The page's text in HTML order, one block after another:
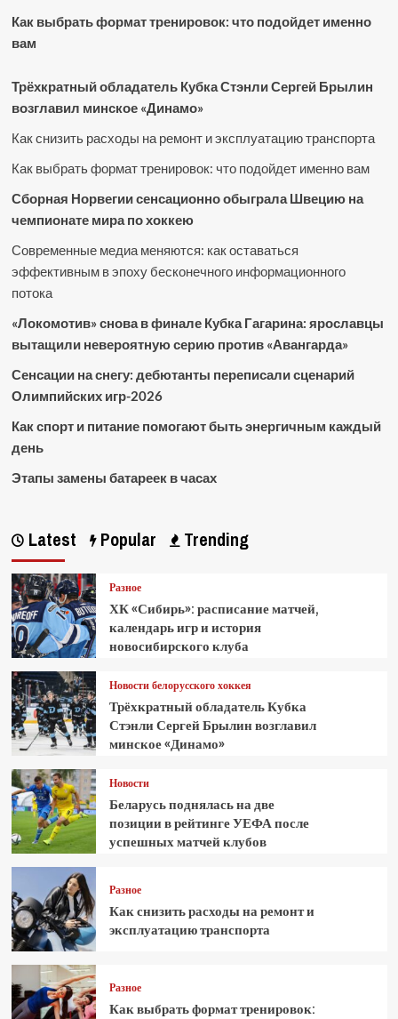
Как выбрать формат тренировок: что подойдет именно
вам
Трёхкратный обладатель Кубка Стэнли Сергей Брылин
возглавил минское «Динамо»
Как снизить расходы на ремонт и эксплуатацию транспорта
Как выбрать формат тренировок: что подойдет именно вам
Сборная Норвегии сенсационно обыграла Швецию на
чемпионате мира по хоккею
Современные медиа меняются: как оставаться
эффективным в эпоху бесконечного информационного
потока
«Локомотив» снова в финале Кубка Гагарина: ярославцы
вытащили невероятную серию против «Авангарда»
Сенсации на снегу: дебютанты переписали сценарий
Олимпийских игр-2026
Как спорт и питание помогают быть энергичным каждый
день
Этапы замены батареек в часах
Latest Popular Trending
Разное
ХК «Сибирь»: расписание матчей,
календарь игр и история
новосибирского клуба
Новости белорусского хоккея
Трёхкратный обладатель Кубка
Стэнли Сергей Брылин возглавил
минское «Динамо»
Новости
Беларусь поднялась на две
позиции в рейтинге УЕФА после
успешных матчей клубов
Разное
Как снизить расходы на ремонт и
эксплуатацию транспорта
Разное
Как выбрать формат тренировок: